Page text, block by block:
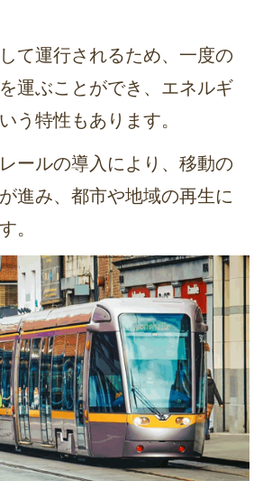
て運行されるため、一度の
運ぶことができ、エネルギ
う特性もあります。
ールの導入により、移動の
進み、都市や地域の再生に
。